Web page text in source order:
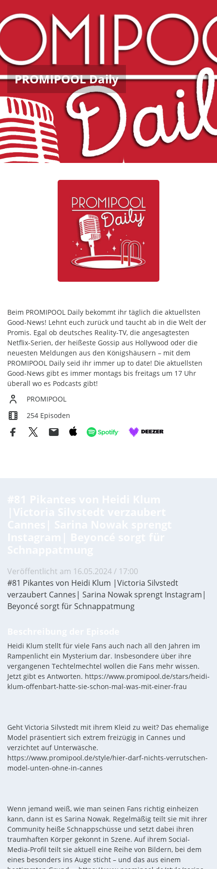
PROMIPOOL Daily
Beim PROMIPOOL Daily bekommt ihr täglich die aktuellsten
Good-News! Lehnt euch zurück und taucht ab in die Welt der
Promis. Egal ob deutsches Reality-TV, die angesagtesten
Netflix-Serien, der heißeste Gossip aus Hollywood oder die
neuesten Meldungen aus den Königshäusern – mit dem
PROMIPOOL Daily seid ihr immer up to date! Die aktuellsten
Good-News gibt es immer montags bis freitags um 17 Uhr
überall wo es Podcasts gibt!
PROMIPOOL
254 Episoden
Veröffentlicht am 16.05.2024 / 17:00
#81 Pikantes von Heidi Klum |Victoria Silvstedt
verzaubert Cannes| Sarina Nowak sprengt Instagram|
Beyoncé sorgt für Schnappatmung
Heidi Klum stellt für viele Fans auch nach all den Jahren im
Rampenlicht ein Mysterium dar. Insbesondere über ihre
vergangenen Techtelmechtel wollen die Fans mehr wissen.
Jetzt gibt es Antworten. https://www.promipool.de/stars/heidi-
klum-offenbart-hatte-sie-schon-mal-was-mit-einer-frau
Geht Victoria Silvstedt mit ihrem Kleid zu weit? Das ehemalige
Model präsentiert sich extrem freizügig in Cannes und
verzichtet auf Unterwäsche.
https://www.promipool.de/style/hier-darf-nichts-verrutschen-
model-unten-ohne-in-cannes
Wenn jemand weiß, wie man seinen Fans richtig einheizen
kann, dann ist es Sarina Nowak. Regelmäßig teilt sie mit ihrer
Community heiße Schnappschüsse und setzt dabei ihren
traumhaften Körper gekonnt in Szene. Auf ihrem Social-
Media-Profil teilt sie aktuell eine Reihe von Bildern, bei dem
eines besonders ins Auge sticht – und das aus einem